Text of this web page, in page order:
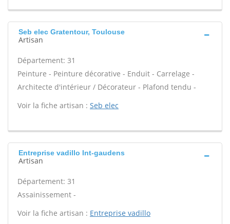
Seb elec Gratentour, Toulouse
Artisan
Département: 31
Peinture - Peinture décorative - Enduit - Carrelage -
Architecte d'intérieur / Décorateur - Plafond tendu -
Voir la fiche artisan : Seb elec
Entreprise vadillo Int-gaudens
Artisan
Département: 31
Assainissement -
Voir la fiche artisan : Entreprise vadillo